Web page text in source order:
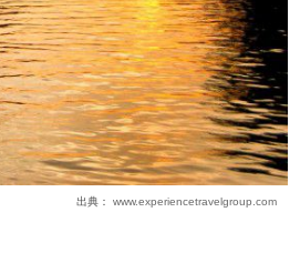
出典： www.experiencetravelgroup.com